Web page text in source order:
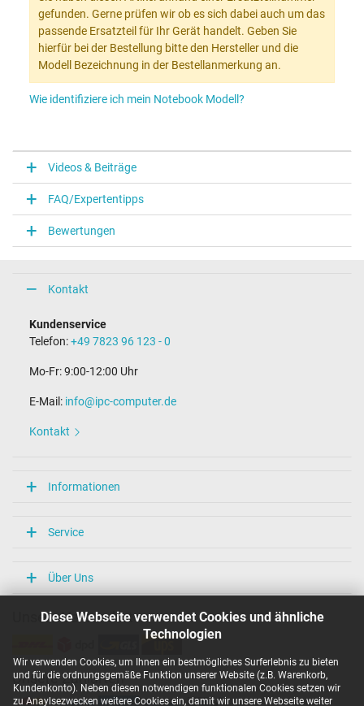
Diese Webseite verwendet Cookies und ähnliche
Technologien
Wir verwenden Cookies, um Ihnen ein bestmögliches Surferlebnis zu bieten
und für die ordnungsgemäße Funktion unserer Website (z.B. Warenkorb,
Kundenkonto). Neben diesen notwendigen funktionalen Cookies setzen wir
zu Anaylsezwecken weitere Cookies ein, damit wir unsere Webseite weiter
gefunden. Gerne prüfen wir ob es sich dabei auch um das
passende Ersatzteil für Ihr Gerät handelt. Geben Sie
hierfür bei der Bestellung bitte den Hersteller und die
Modell Bezeichnung in der Bestellanmerkung an.
Wie identifiziere ich mein Notebook Modell?
Videos & Beiträge
FAQ/Expertentipps
Bewertungen
Kontakt
Kundenservice
Telefon:+49 7823 96 123 - 0
Mo-Fr: 9:00-12:00 Uhr
E-Mail: info@ipc-computer.de
Kontakt
Informationen
Service
Über Uns
Unsere Versandarten
Unsere Zahlarten